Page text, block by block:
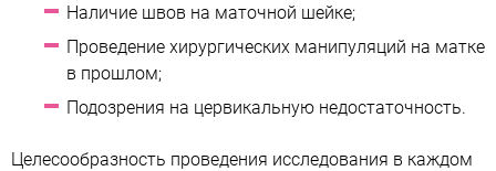
Наличие швов на маточной шейке;
Проведение хирургических манипуляций на матке
в прошлом;
Подозрения на цервикальную недостаточность.
Целесообразность проведения исследования в каждом